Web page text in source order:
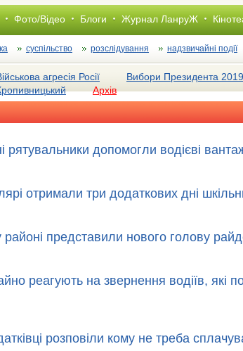
Фото/Відео Блоги Журнал ЛанруЖ
суспільство розслiдування надзвичайні події
агресія Росії Вибори Президента 2019
Архів
рятувальники допомогли водієві
отримали три додаткових дні
районі представили нового голову
реагують на звернення водіїв, які
розповіли кому не треба